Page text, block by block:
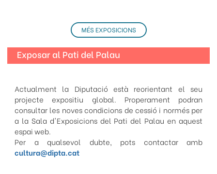
MÉS EXPOSICIONS
Exposar al Pati del Palau
Actualment la Diputació està reorientant el seu
projecte expositiu global. Properament podran
consultar les noves condicions de cessió i normés per
a la Sala d'Exposicions del Pati del Palau en aquest
espai web.
Per a qualsevol dubte, pots contactar amb
cultura@dipta.cat